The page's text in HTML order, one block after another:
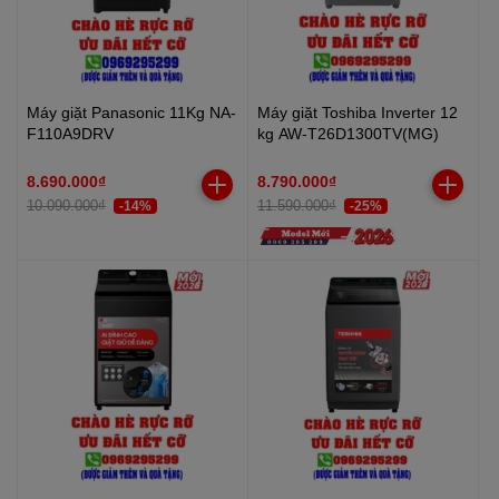
Máy giặt Panasonic 11Kg NA-
F110A9DRV
8.690.000₫
10.090.000₫ -14%
Máy giặt Toshiba Inverter 12
kg AW-T26D1300TV(MG)
8.790.000₫
11.590.000₫ -25%